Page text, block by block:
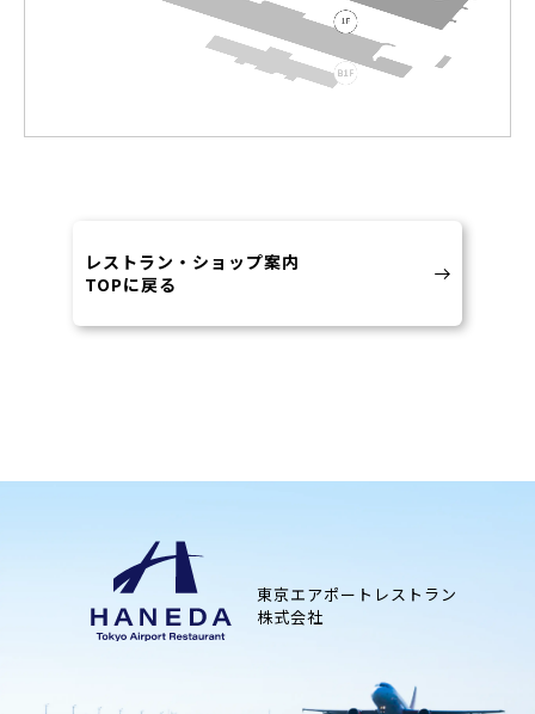
レストラン・ショップ案内
TOPに戻る
東京エアポートレストラン
株式会社